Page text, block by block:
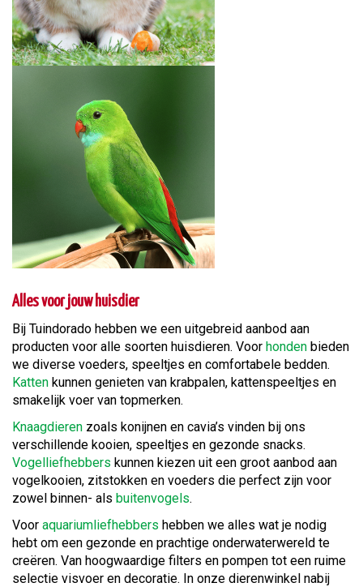
Alles voor jouw huisdier
Bij Tuindorado hebben we een uitgebreid aanbod aan
producten voor alle soorten huisdieren. Voor honden bieden
we diverse voeders, speeltjes en comfortabele bedden.
Katten kunnen genieten van krabpalen, kattenspeeltjes en
smakelijk voer van topmerken.
Knaagdieren zoals konijnen en cavia’s vinden bij ons
verschillende kooien, speeltjes en gezonde snacks.
Vogelliefhebbers kunnen kiezen uit een groot aanbod aan
vogelkooien, zitstokken en voeders die perfect zijn voor
zowel binnen- als buitenvogels.
Voor aquariumliefhebbers hebben we alles wat je nodig
hebt om een gezonde en prachtige onderwaterwereld te
creëren. Van hoogwaardige filters en pompen tot een ruime
selectie visvoer en decoratie. In onze dierenwinkel nabij